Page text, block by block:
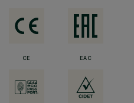
CE EAC